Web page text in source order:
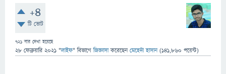
+4
টি ভোট
721 বার দেখা হয়েছে
28 ফেব্রুয়ারি 2021 "লাইফ" বিভাগে জিজ্ঞাসাকরেছেনমেহেদী হাসান (141,860 পয়েন্ট)